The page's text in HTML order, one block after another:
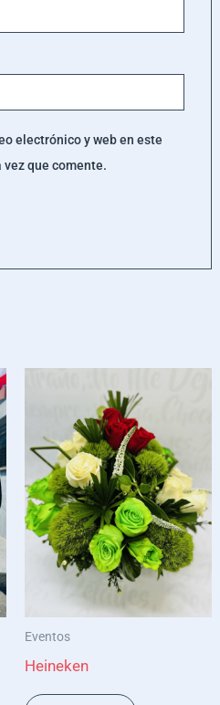
electrónico y web en este
que comente.
Eventos
Heineken